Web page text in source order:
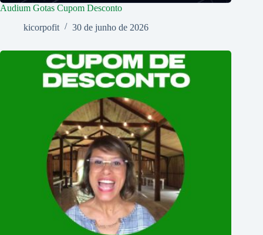
Audium Gotas Cupom Desconto
kicorpofit
30 de junho de 2026